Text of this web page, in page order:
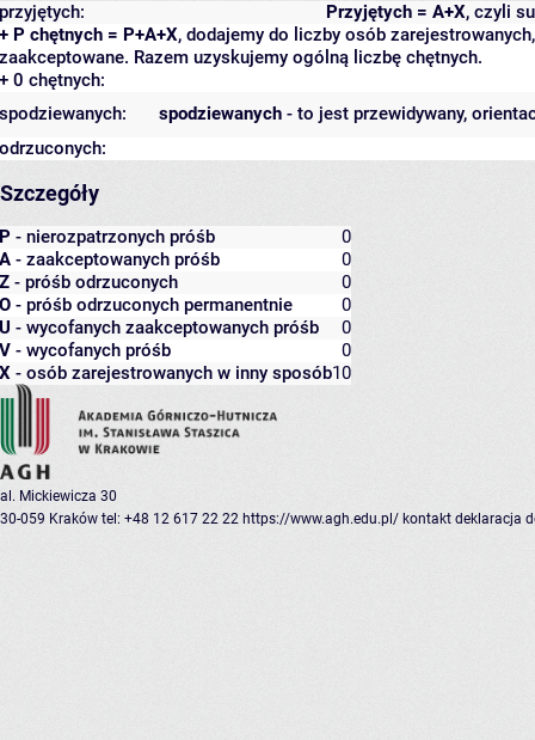
Przyjętych = A+X, czyli
przyjętych:
+ P chętnych = P+A+X, dodajemy do liczby osób
zaakceptowane. Razem uzyskujemy ogólną liczbę chętnych.
+ 0 chętnych:
spodziewanych - to jest przewidywany,
spodziewanych:
odrzuconych:
Szczegóły
P - nierozpatrzonych próśb
0
A - zaakceptowanych próśb
0
Z - próśb odrzuconych
0
O - próśb odrzuconych permanentnie
0
U - wycofanych zaakceptowanych próśb
0
V - wycofanych próśb
0
X - osób zarejestrowanych w inny sposób10
al. Mickiewicza 30
30-059 Kraków tel: +48 12 617 22 22 https://www.agh.edu.pl/ kontakt deklaracja